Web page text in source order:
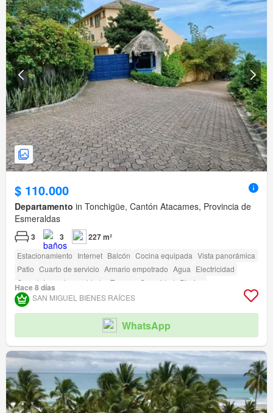
$ 110.000
Departamento in Tonchigüe, Cantón Atacames, Provincia de
Esmeraldas
3 3 227 m²
Estacionamiento Internet Balcón Cocina equipada Vista panorámica
Patio Cuarto de servicio Armario empotrado Agua Electricidad
Completamente amoblado
Terraza Seguridad Piscina
Área para niños
Jardín Parrilla Garita de guardianía
Cancha de tenis
Hace 8 días
SAN MIGUEL BIENES RAÍCES
WhatsApp